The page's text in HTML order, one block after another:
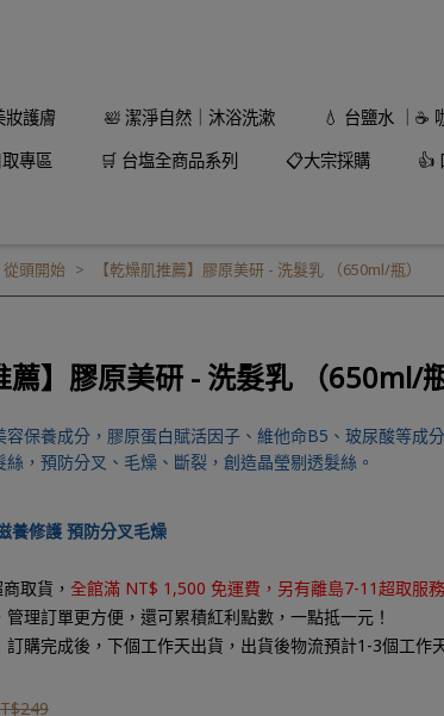
妝護膚 🛀 潔淨自然｜沐浴洗漱
💧 台鹽水 ｜☕
專區 🛒 台塩全商品系列 📋大宗採購 👍
頭開始 【乾燥肌推薦】膠原美研 - 洗髮乳 （650ml/瓶）
薦】膠原美研 - 洗髮乳 （650ml/瓶
保養成分，膠原蛋白賦活因子、維他命B5、玻尿酸等成分
，預防分叉、毛燥、斷裂，創造晶瑩剔透髮絲。
養修護 預防分叉毛燥
取貨， 全館滿 NT$ 1,500 免運費，另有離島7-11超取服務
理訂單更方便，還可累積紅利點數，一點抵一元 ！
訂購完成後，下個工作天出貨，出貨後物流預計1-3個工作